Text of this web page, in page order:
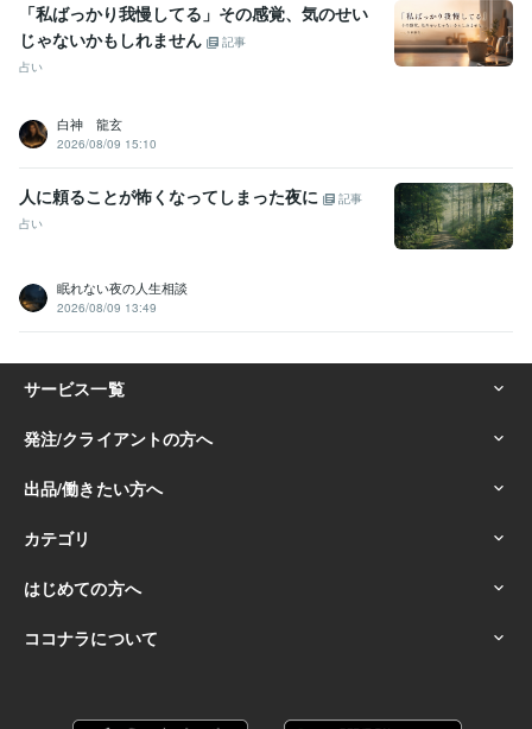
「私ばっかり我慢してる」その感覚、気のせい
じゃないかもしれません
記事
占い
白神 龍玄
2026/08/09 15:10
人に頼ることが怖くなってしまった夜に
記事
占い
眠れない夜の人生相談
2026/08/09 13:49